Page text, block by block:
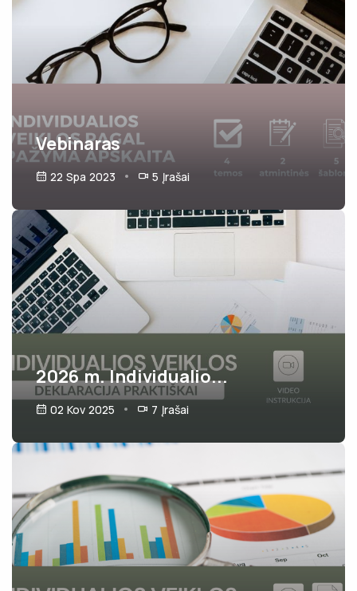
Vebinaras
22 Spa 2023 5 Įrašai
2026 m. Individualio...
02 Kov 2025 7 Įrašai